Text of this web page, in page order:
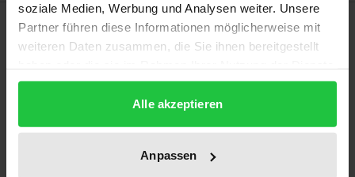
soziale Medien, Werbung und Analysen weiter. Unsere
Partner führen diese Informationen möglicherweise mit
weiteren Daten zusammen, die Sie ihnen bereitgestellt
gesammelt haben.
Alle akzeptieren
Anpassen
Beschreibung
Ebene. Ausgangspunkt der Untersuchung war die
Frage, inwiefern der vorvertragliche
Diskriminierungsschutz des AGG den Einfluss